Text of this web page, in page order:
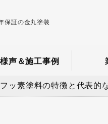
保証の金丸塗装
声＆施工事例
フッ素塗料の特徴と代表的